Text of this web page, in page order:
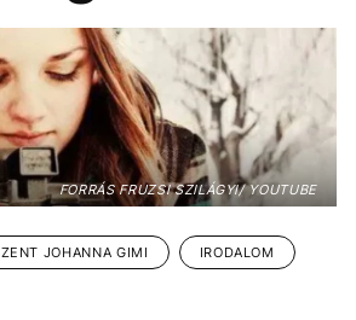
UTAZÁS
DESIGN
ARCOK
TÖRTÉNETEK
FORRÁS FRUZSI SZILÁGYI/ YOUTUBE
JOHANNA GIMI IRODALOM